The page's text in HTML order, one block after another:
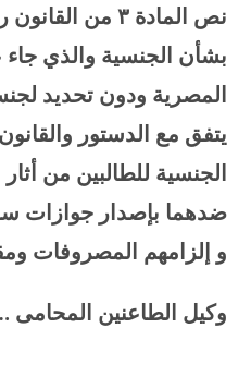
نص المادة۳ من القانون
بشأن الجنسية والذي جاء
المصرية ودون تحديد
يتفق مع الدستور
الجنسية للطالبين من
ضدهما بإصدار جوازات
و إلزامهم المصروفات
وكيل الطاعنين المحامى